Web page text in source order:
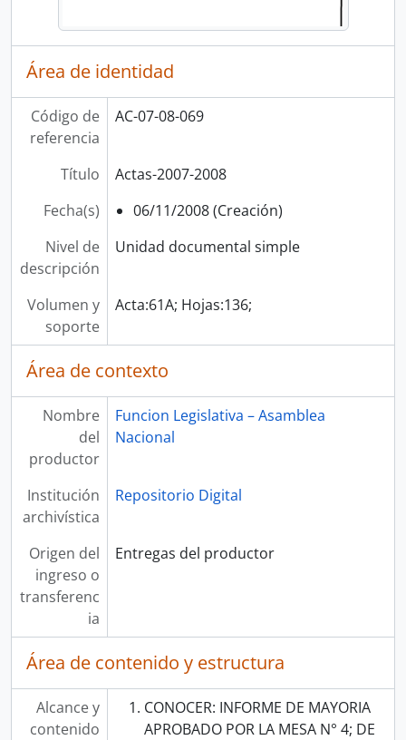
Área de identidad
Código de
referencia
AC-07-08-069
Título
Actas-2007-2008
Fecha(s)
06/11/2008 (Creación)
Nivel de
descripción
Unidad documental simple
Volumen y
soporte
Acta:61A; Hojas:136;
Área de contexto
Nombre
del
productor
Funcion Legislativa – Asamblea
Nacional
Institución
archivística
Repositorio Digital
Origen del
ingreso o
transferenc
ia
Entregas del productor
Área de contenido y estructura
Alcance y
contenido
CONOCER: INFORME DE MAYORIA
APROBADO POR LA MESA N° 4; DE